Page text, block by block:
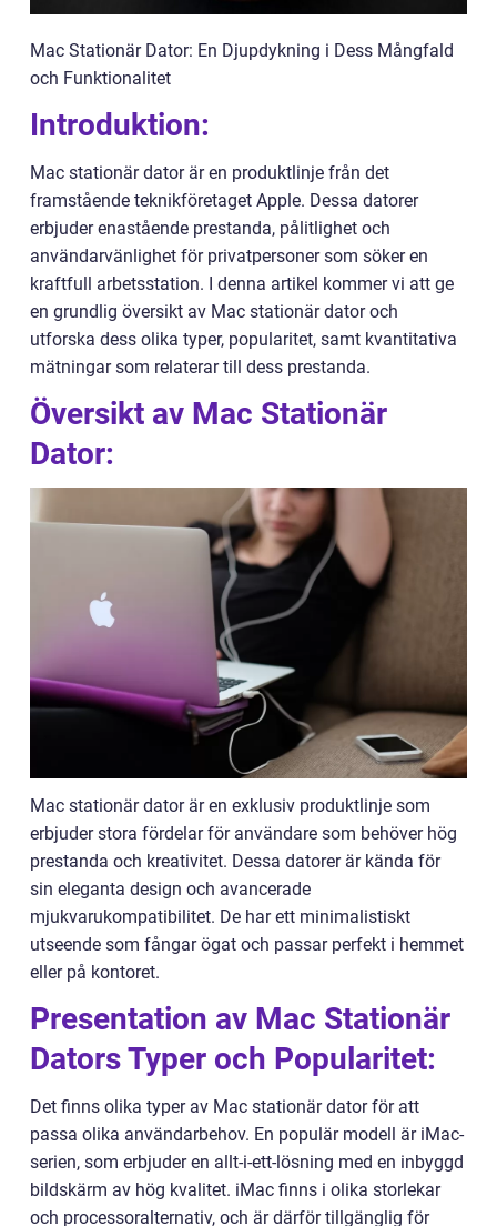
Mac Stationär Dator: En Djupdykning i Dess Mångfald
och Funktionalitet
Introduktion:
Mac stationär dator är en produktlinje från det
framstående teknikföretaget Apple. Dessa datorer
erbjuder enastående prestanda, pålitlighet och
användarvänlighet för privatpersoner som söker en
kraftfull arbetsstation. I denna artikel kommer vi att ge
en grundlig översikt av Mac stationär dator och
utforska dess olika typer, popularitet, samt kvantitativa
mätningar som relaterar till dess prestanda.
Översikt av Mac Stationär
Dator:
Mac stationär dator är en exklusiv produktlinje som
erbjuder stora fördelar för användare som behöver hög
prestanda och kreativitet. Dessa datorer är kända för
sin eleganta design och avancerade
mjukvarukompatibilitet. De har ett minimalistiskt
utseende som fångar ögat och passar perfekt i hemmet
eller på kontoret.
Presentation av Mac Stationär
Dators Typer och Popularitet:
Det finns olika typer av Mac stationär dator för att
passa olika användarbehov. En populär modell är iMac-
serien, som erbjuder en allt-i-ett-lösning med en inbyggd
bildskärm av hög kvalitet. iMac finns i olika storlekar
och processoralternativ, och är därför tillgänglig för